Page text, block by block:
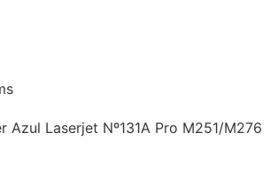
Azul Laserjet Nº131A Pro M251/M276